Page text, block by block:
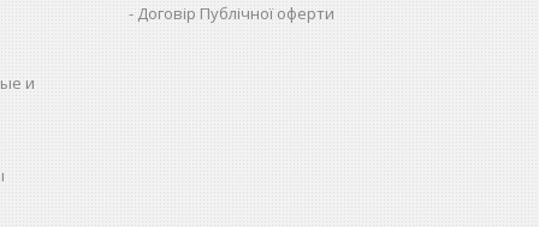
и
Договір Публічної оферти